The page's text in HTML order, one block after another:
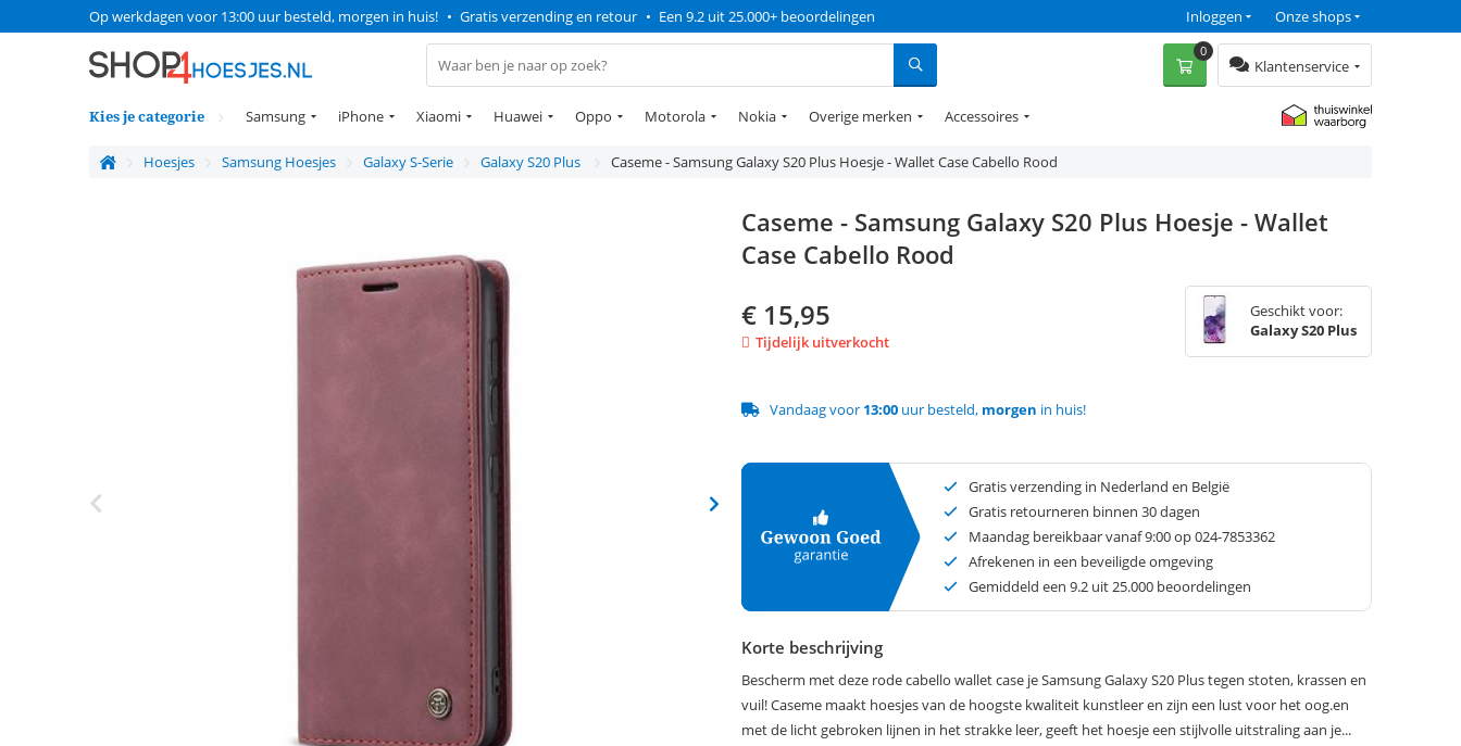
Op werkdagen voor 13:00 uur besteld, morgen in huis! • Gratis verzending en retour • Een 9.2 uit 25.000+ beoordelingen Onze shops
Inloggen
Klantenservice
0
Kies je categorie Samsung iPhone Xiaomi Huawei Oppo Motorola Nokia Overige merken Accessoires
Hoesjes Samsung Hoesjes Galaxy S-Serie Galaxy S20 Plus Caseme - Samsung Galaxy S20 Plus Hoesje - Wallet Case Cabello Rood
Caseme - Samsung Galaxy S20 Plus Hoesje - Wallet
Case Cabello Rood
€ 15,95
Tijdelijk uitverkocht
Geschikt voor:
Galaxy S20 Plus
Vandaag voor 13:00 uur besteld, morgen in huis!
Gratis verzending in Nederland en België
Gratis retourneren binnen 30 dagen
Maandag bereikbaar vanaf 9:00 op 024-7853362
Afrekenen in een beveiligde omgeving
Gemiddeld een 9.2 uit 25.000 beoordelingen
Korte beschrijving
Bescherm met deze rode cabello wallet case je Samsung Galaxy S20 Plus tegen stoten, krassen en
vuil! Caseme maakt hoesjes van de hoogste kwaliteit kunstleer en zijn een lust voor het oog.en
met de licht gebroken lijnen in het strakke leer, geeft het hoesje een stijlvolle uitstraling aan je...